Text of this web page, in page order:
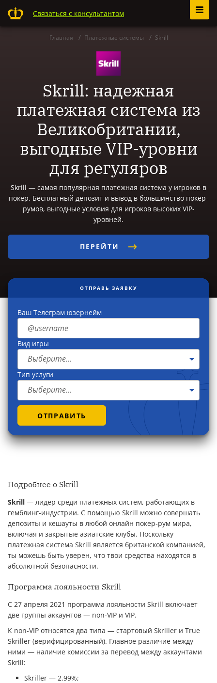
Связаться с консультантом
Главная Платежные системы Skrill
Skrill: надежная
платежная система из
Великобритании,
выгодные VIP-уровни
для регуляров
Skrill — самая популярная платежная система у игроков в
покер. Бесплатный депозит и вывод в большинство покер-
румов, выгодные условия для игроков высоких VIP-
уровней.
ПЕРЕЙТИ
ОТПРАВЬ ЗАЯВКУ
Ваш Телеграм юзернейм
Вид игры
Выберите...
Тип услуги
Выберите...
ОТПРАВИТЬ
Подробнее о Skrill
Skrill — лидер среди платежных систем, работающих в
гемблинг-индустрии. С помощью Skrill можно совершать
депозиты и кешауты в любой онлайн покер-рум мира,
включая и закрытые азиатские клубы. Поскольку
платежная система Skrill является британской компанией,
ты можешь быть уверен, что твои средства находятся в
абсолютной безопасности.
Программа лояльности Skrill
С 27 апреля 2021 программа лояльности Skrill включает
две группы аккаунтов — non-VIP и VIP.
К non-VIP относятся два типа — стартовый Skriller и True
Skriller (верифицированный). Главное различие между
ними — наличие комиссии за перевод между аккаунтами
Skrill:
Skriller — 2.99%;